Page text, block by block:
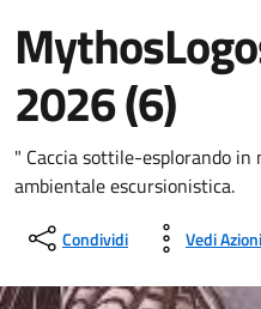
2026 (6)
" Caccia sottile-esplorando in
ambientale escursionistica.
Condividi Vedi Azioni